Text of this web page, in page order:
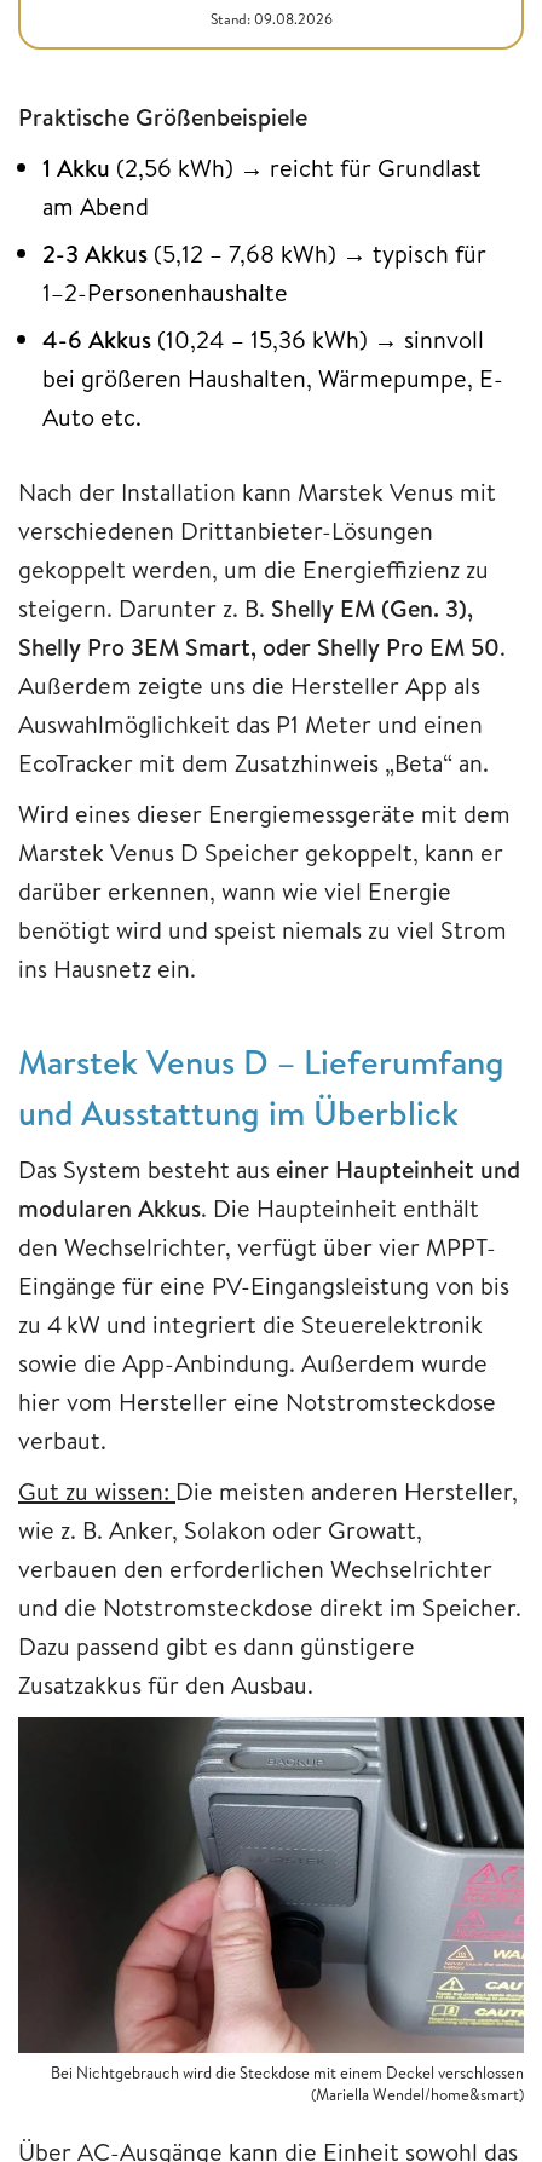
Stand: 09.08.2026
Praktische Größenbeispiele
1 Akku (2,56 kWh) → reicht für Grundlast
am Abend
2-3 Akkus (5,12 – 7,68 kWh) → typisch für
1–2-Personenhaushalte
4-6 Akkus (10,24 – 15,36 kWh) → sinnvoll
bei größeren Haushalten, Wärmepumpe, E-
Auto etc.
Nach der Installation kann Marstek Venus mit
verschiedenen Drittanbieter-Lösungen
gekoppelt werden, um die Energieffizienz zu
steigern. Darunter z. B. Shelly EM (Gen. 3),
Shelly Pro 3EM Smart, oder Shelly Pro EM 50.
Außerdem zeigte uns die Hersteller App als
Auswahlmöglichkeit das P1 Meter und einen
EcoTracker mit dem Zusatzhinweis „Beta“ an.
Wird eines dieser Energiemessgeräte mit dem
Marstek Venus D Speicher gekoppelt, kann er
darüber erkennen, wann wie viel Energie
benötigt wird und speist niemals zu viel Strom
ins Hausnetz ein.
Marstek Venus D – Lieferumfang
und Ausstattung im Überblick
Das System besteht aus einer Haupteinheit und
modularen Akkus. Die Haupteinheit enthält
den Wechselrichter, verfügt über vier MPPT-
Eingänge für eine PV-Eingangsleistung von bis
zu 4 kW und integriert die Steuerelektronik
sowie die App-Anbindung. Außerdem wurde
hier vom Hersteller eine Notstromsteckdose
verbaut.
Gut zu wissen: Die meisten anderen Hersteller,
wie z. B. Anker, Solakon oder Growatt,
verbauen den erforderlichen Wechselrichter
und die Notstromsteckdose direkt im Speicher.
Dazu passend gibt es dann günstigere
Zusatzakkus für den Ausbau.
Bei Nichtgebrauch wird die Steckdose mit einem Deckel verschlossen
(Mariella Wendel/home&smart)
Über AC-Ausgänge kann die Einheit sowohl das